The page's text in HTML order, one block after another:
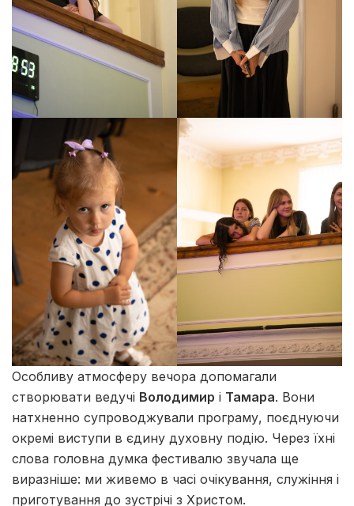
Особливу атмосферу вечора допомагали
створювати ведучі Володимир і Тамара. Вони
натхненно супроводжували програму, поєднуючи
окремі виступи в єдину духовну подію. Через їхні
слова головна думка фестивалю звучала ще
виразніше: ми живемо в часі очікування, служіння і
приготування до зустрічі з Христом.